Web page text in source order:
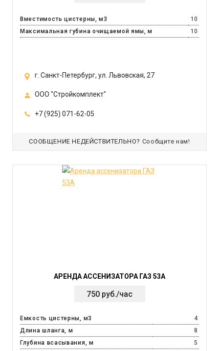
Вместимость цистерны, м3
10
Максимальная губина очищаемой ямы, м
10
г. Санкт-Петербург, ул. Львовская, 27
ООО "Стройкомплект"
+7 (925) 071-62-05
СООБЩЕНИЕ НЕДЕЙСТВИТЕЛЬНО? Сообщите нам!
АРЕНДА АССЕНИЗАТОРА ГАЗ 53А
750 руб./час
Емкость цистерны, м3
4
Длина шланга, м
8
Глубина всасывания, м
5